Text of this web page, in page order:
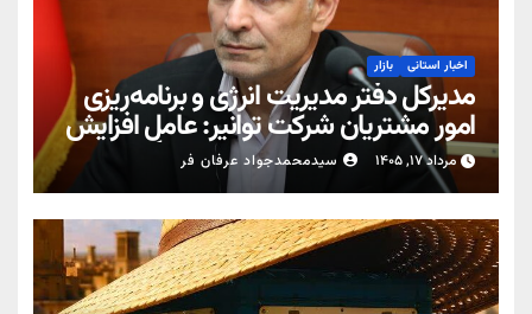
اخبار استانی بازار
مدیرکل دفتر مدیریت انرژی و برنامه‌ریزی
امور مشتریان شرکت توانیر: عامل افزایش
قبوض برخی مشترکان، عبور از الگوی
مصرف در تابستان است/ افزایش تعرفه
نداشتیم
مرداد ۱۷, ۱۴۰۵ سیدمحمدجواد عرفان فر